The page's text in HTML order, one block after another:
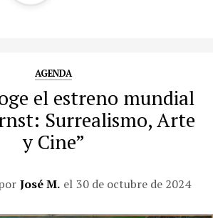
AGENDA
el estreno mundial
Surrealismo, Arte
y Cine”
José M. el 30 de octubre de 2024